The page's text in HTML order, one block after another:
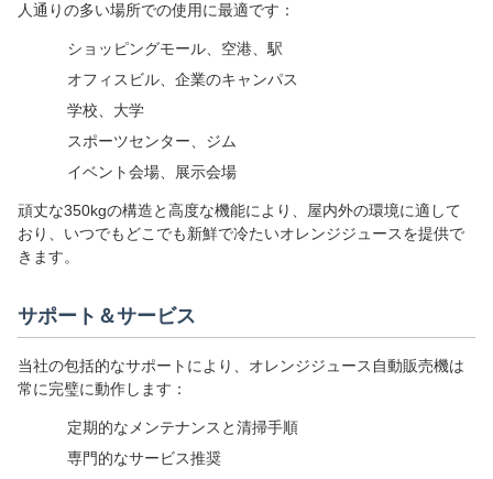
人通りの多い場所での使用に最適です：
ショッピングモール、空港、駅
オフィスビル、企業のキャンパス
学校、大学
スポーツセンター、ジム
イベント会場、展示会場
頑丈な350kgの構造と高度な機能により、屋内外の環境に適して
おり、いつでもどこでも新鮮で冷たいオレンジジュースを提供で
きます。
サポート＆サービス
当社の包括的なサポートにより、オレンジジュース自動販売機は
常に完璧に動作します：
定期的なメンテナンスと清掃手順
専門的なサービス推奨